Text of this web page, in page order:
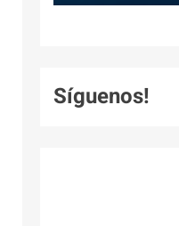
Síguenos!